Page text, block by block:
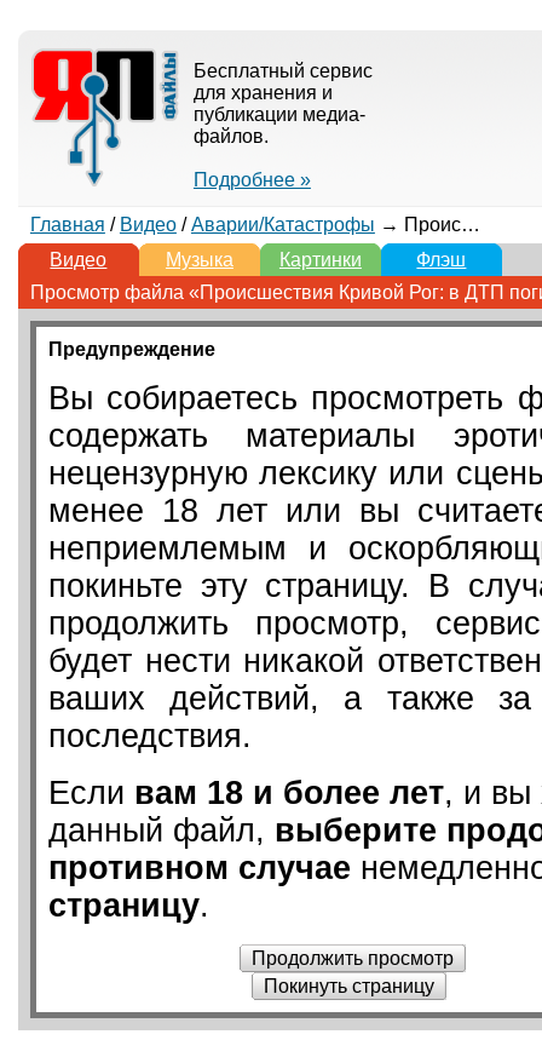
Бесплатный сервис
для хранения и
публикации медиа-
файлов.
Подробнее »
Главная / Видео/Аварии/Катастрофы → Происшествия Кривой Рог: в ДТП погибло 8 человек, 19 пострадавших
Видео
Музыка Картинки
Флэш
Просмотр файла «Происшествия Кривой Рог: в ДТП
Предупреждение
Вы собираетесь просмотреть
содержать материалы
нецензурную лексику или
менее 18 лет или вы
неприемлемым и
покиньте эту страницу. В
продолжить просмотр,
будет нести никакой
ваших действий, а также
последствия.
Если вам 18 и более лет, и вы
данный файл, выберите
противном случае
страницу.
Продолжить просмотр
Покинуть страницу